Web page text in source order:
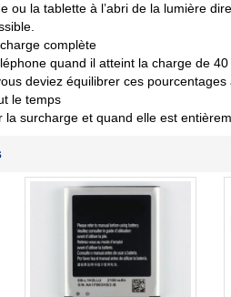
ou la tablette à l’abri de la lumière
complète
quand il atteint la charge de
deviez équilibrer ces pourcentages
le temps
surcharge et quand elle est